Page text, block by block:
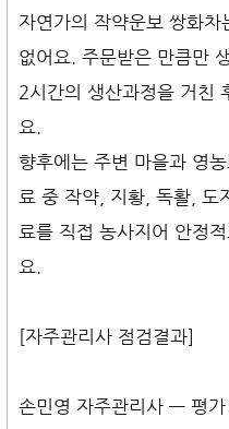
자연가의 작약운보 쌍화
없어요. 주문받은 만큼만
2시간의 생산과정을 거친
요.
향후에는 주변 마을과 영
료 중 작약, 지황, 독활, 도
료를 직접 농사지어 안정
요.
[자주관리사 점검결과]
손민영 자주관리사 — 평